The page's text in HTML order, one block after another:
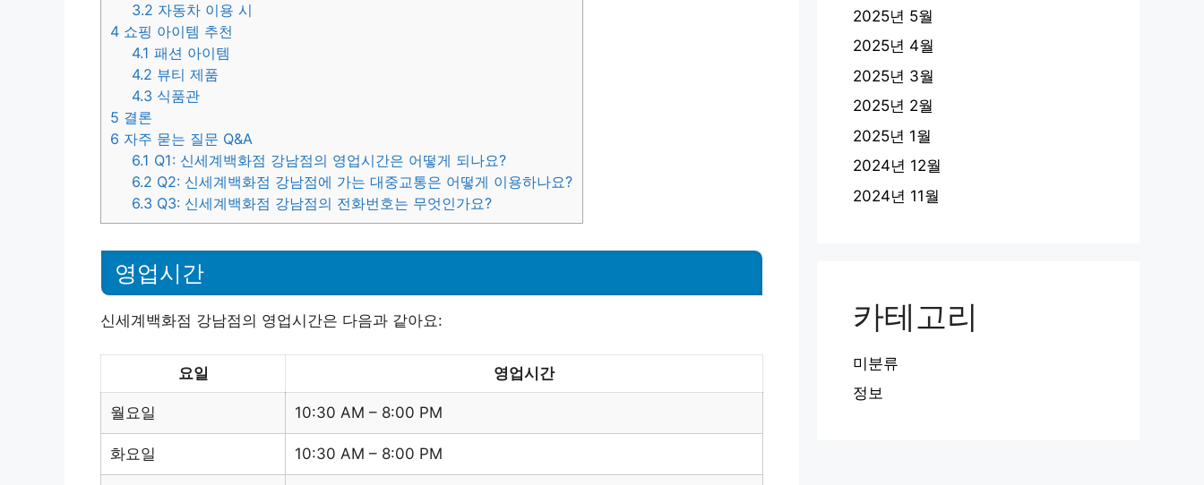
3.2 자동차 이용 시
4 쇼핑 아이템 추천
4.1 패션 아이템
4.2 뷰티 제품
4.3 식품관
5 결론
6 자주 묻는 질문 Q&A
6.1 Q1: 신세계백화점 강남점의 영업시간은 어떻게 되나요?
6.2 Q2: 신세계백화점 강남점에 가는 대중교통은 어떻게 이용하나요?
6.3 Q3: 신세계백화점 강남점의 전화번호는 무엇인가요?
영업시간
신세계백화점 강남점의 영업시간은 다음과 같아요:
요일 영업시간
월요일 10:30 AM – 8:00 PM
화요일 10:30 AM – 8:00 PM
2025년 5월
2025년 4월
2025년 3월
2025년 2월
2025년 1월
2024년 12월
2024년 11월
카테고리
미분류
정보